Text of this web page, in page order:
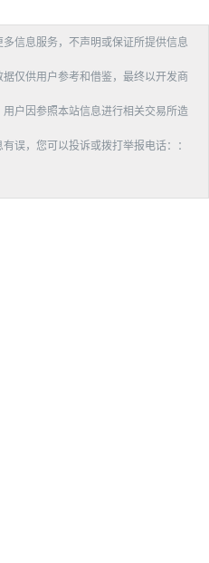
信息服务，不声明或保证所提供信息
仅供用户参考和借鉴，最终以开发商
户因参照本站信息进行相关交易所造
误，您可以投诉或拨打举报电话：：